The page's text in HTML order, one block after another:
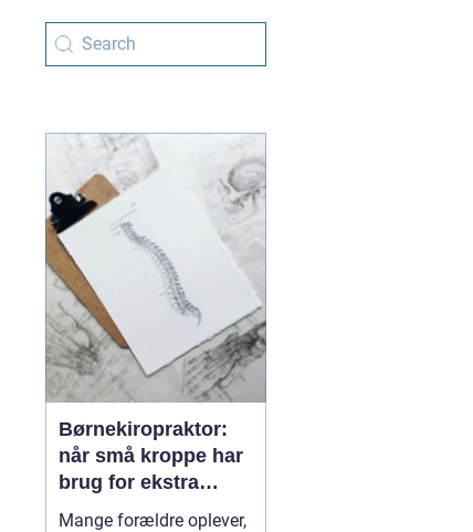
Børnekiropraktor:
når små kroppe har
brug for ekstra
opmærksomhed
Mange forældre oplever,